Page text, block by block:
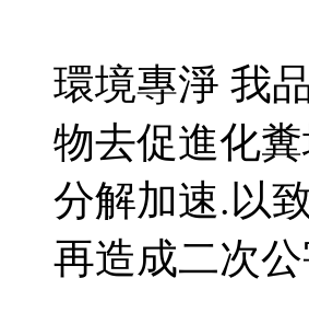
環境專淨 我
物去促進化
分解加速.以
再造成二次